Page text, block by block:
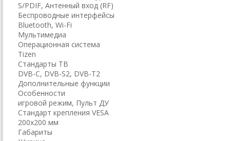
S/PDIF, Антенный вход (RF)
Беспроводные интерфейсы
Bluetooth, Wi-Fi
Мультимедиа
Операционная система
Tizen
Стандарты ТВ
DVB-C, DVB-S2, DVB-T2
Дополнительные функции
Особенности
игровой режим, Пульт ДУ
Стандарт крепления VESA
200x200 мм
Габариты